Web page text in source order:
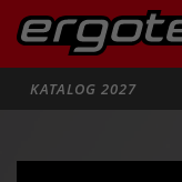
KATALOG 2027